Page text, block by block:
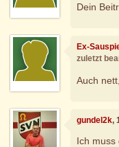
Dein
Ex-
zuletzt
Auch
gundel2k,
Ich muss